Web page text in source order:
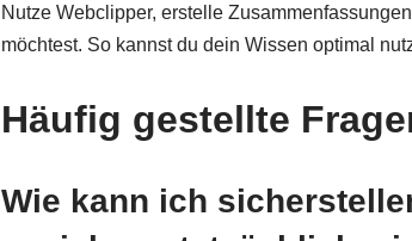
Nutze Webclipper, erstelle
möchtest. So kannst du dein Wissen optimal
Häufig gestellte
Wie kann ich